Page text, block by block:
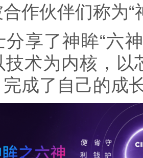
作伙伴们称为“
享了神眸“六
技术为内核，
成了自己的成